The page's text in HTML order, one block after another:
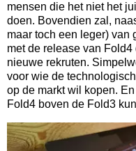
mensen die het niet het
doen. Bovendien zal,
maar toch een leger) van
met de release van
nieuwe rekruten.
voor wie de
op de markt wil kopen.
Fold4 boven de Fold3